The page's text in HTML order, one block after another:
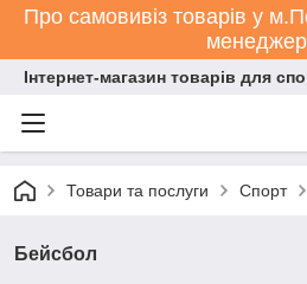
Про самовивіз товарів у
Інтернет-магазин товарів для
Товари та послуги Спорт
Бейсбол